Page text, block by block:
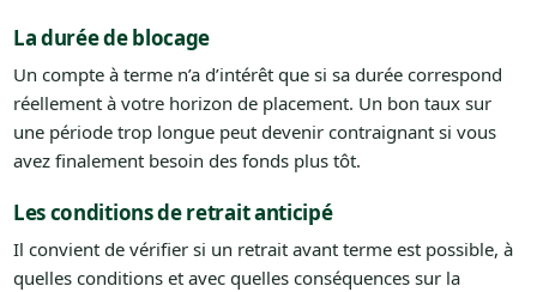
La durée de blocage
Un compte à terme n’a d’intérêt que si sa durée correspond
réellement à votre horizon de placement. Un bon taux sur
une période trop longue peut devenir contraignant si vous
avez finalement besoin des fonds plus tôt.
Les conditions de retrait anticipé
Il convient de vérifier si un retrait avant terme est possible, à
quelles conditions et avec quelles conséquences sur la